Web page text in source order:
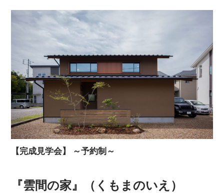
【完成見学会】 ～予約制～
『雲間の家』（くもまのいえ）